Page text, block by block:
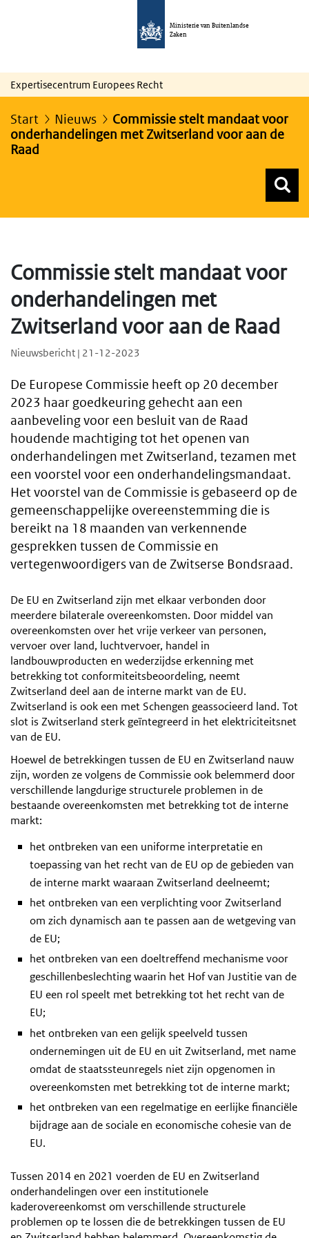
Ministerie van Buitenlandse
Zaken
Expertisecentrum Europees Recht
Start Nieuws
Commissie stelt mandaat voor
onderhandelingen met Zwitserland voor aan de
Raad
Commissie stelt mandaat voor
onderhandelingen met
Zwitserland voor aan de Raad
Nieuwsbericht | 21-12-2023
De Europese Commissie heeft op 20 december
2023 haar goedkeuring gehecht aan een
aanbeveling voor een besluit van de Raad
houdende machtiging tot het openen van
onderhandelingen met Zwitserland, tezamen met
een voorstel voor een onderhandelingsmandaat.
Het voorstel van de Commissie is gebaseerd op de
gemeenschappelijke overeenstemming die is
bereikt na 18 maanden van verkennende
gesprekken tussen de Commissie en
vertegenwoordigers van de Zwitserse Bondsraad.
De EU en Zwitserland zijn met elkaar verbonden door
meerdere bilaterale overeenkomsten. Door middel van
overeenkomsten over het vrije verkeer van personen,
vervoer over land, luchtvervoer, handel in
landbouwproducten en wederzijdse erkenning met
betrekking tot conformiteitsbeoordeling, neemt
Zwitserland deel aan de interne markt van de EU.
Zwitserland is ook een met Schengen geassocieerd land. Tot
slot is Zwitserland sterk geïntegreerd in het elektriciteitsnet
van de EU.
Hoewel de betrekkingen tussen de EU en Zwitserland nauw
zijn, worden ze volgens de Commissie ook belemmerd door
verschillende langdurige structurele problemen in de
bestaande overeenkomsten met betrekking tot de interne
markt:
het ontbreken van een uniforme interpretatie en
toepassing van het recht van de EU op de gebieden van
de interne markt waaraan Zwitserland deelneemt;
het ontbreken van een verplichting voor Zwitserland
om zich dynamisch aan te passen aan de wetgeving van
de EU;
het ontbreken van een doeltreffend mechanisme voor
geschillenbeslechting waarin het Hof van Justitie van de
EU een rol speelt met betrekking tot het recht van de
EU;
het ontbreken van een gelijk speelveld tussen
ondernemingen uit de EU en uit Zwitserland, met name
omdat de staatssteunregels niet zijn opgenomen in
overeenkomsten met betrekking tot de interne markt;
het ontbreken van een regelmatige en eerlijke financiële
bijdrage aan de sociale en economische cohesie van de
EU.
Tussen 2014 en 2021 voerden de EU en Zwitserland
onderhandelingen over een institutionele
kaderovereenkomst om verschillende structurele
problemen op te lossen die de betrekkingen tussen de EU